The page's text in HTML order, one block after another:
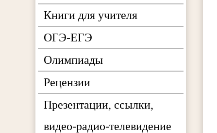
Книги для учителя
ОГЭ-ЕГЭ
Олимпиады
Рецензии
Презентации, ссылки,
видео-радио-телевидение